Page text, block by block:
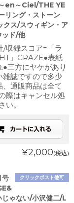
en～Ciel/THE YE
ング・ストーン
ス/スウィギン・ア
ッド/他
/収録スコア=「ラ
」CRAZE●表紙
三方にヤケがあり
雑誌ですので多少
通販商品は全て
際はキャンセル処
。
¥2,000(税込)
クリックポスト他可
ゃない/小沢健二/L